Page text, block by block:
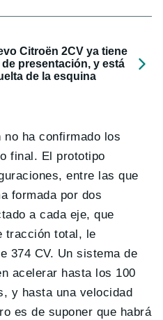
Citroën 2CV ya tiene
presentación, y está
de la esquina
no ha confirmado los
final. El prototipo
entre las que
formada por dos
a cada eje, que
tracción total, le
374 CV. Un sistema de
acelerar hasta los 100
y hasta una velocidad
es de suponer que habrá